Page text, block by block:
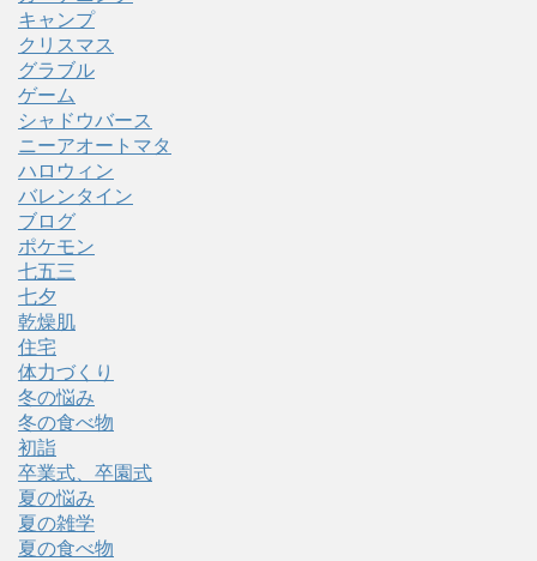
キャンプ
クリスマス
グラブル
ゲーム
シャドウバース
ニーアオートマタ
ハロウィン
バレンタイン
ブログ
ポケモン
七五三
七夕
乾燥肌
住宅
体力づくり
冬の悩み
冬の食べ物
初詣
卒業式、卒園式
夏の悩み
夏の雑学
夏の食べ物